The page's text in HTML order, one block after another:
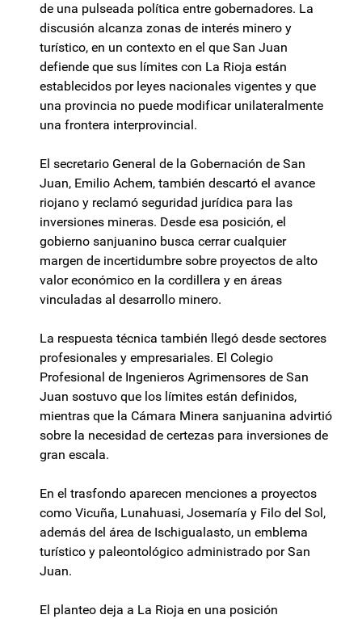
de una pulseada política entre gobernadores. La
discusión alcanza zonas de interés minero y
turístico, en un contexto en el que San Juan
defiende que sus límites con La Rioja están
establecidos por leyes nacionales vigentes y que
una provincia no puede modificar unilateralmente
una frontera interprovincial.
El secretario General de la Gobernación de San
Juan, Emilio Achem, también descartó el avance
riojano y reclamó seguridad jurídica para las
inversiones mineras. Desde esa posición, el
gobierno sanjuanino busca cerrar cualquier
margen de incertidumbre sobre proyectos de alto
valor económico en la cordillera y en áreas
vinculadas al desarrollo minero.
La respuesta técnica también llegó desde sectores
profesionales y empresariales. El Colegio
Profesional de Ingenieros Agrimensores de San
Juan sostuvo que los límites están definidos,
mientras que la Cámara Minera sanjuanina advirtió
sobre la necesidad de certezas para inversiones de
gran escala.
En el trasfondo aparecen menciones a proyectos
como Vicuña, Lunahuasi, Josemaría y Filo del Sol,
además del área de Ischigualasto, un emblema
turístico y paleontológico administrado por San
Juan.
El planteo deja a La Rioja en una posición